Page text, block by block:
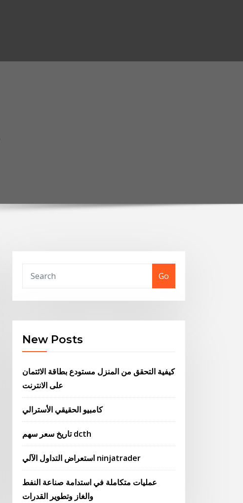
Go
New Posts
كيفية التحقق من المنزل مستودع بطاقة الائتمان
على الانترنت
كامبيو الحقيقي الأسترالي
تاريخ سعر سهم dcth
استعراض التداول الآلي ninjatrader
عمليات متكاملة في استدامة صناعة النفط
والغاز وتطوير القدرات